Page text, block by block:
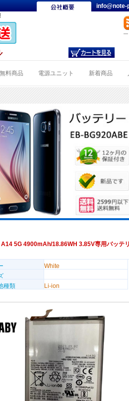
info@note-
料商品 電源ユニット 新着商品
5G 4900mAh/18.86WH 3.85V専用バッテリ
White
種類
Li-ion